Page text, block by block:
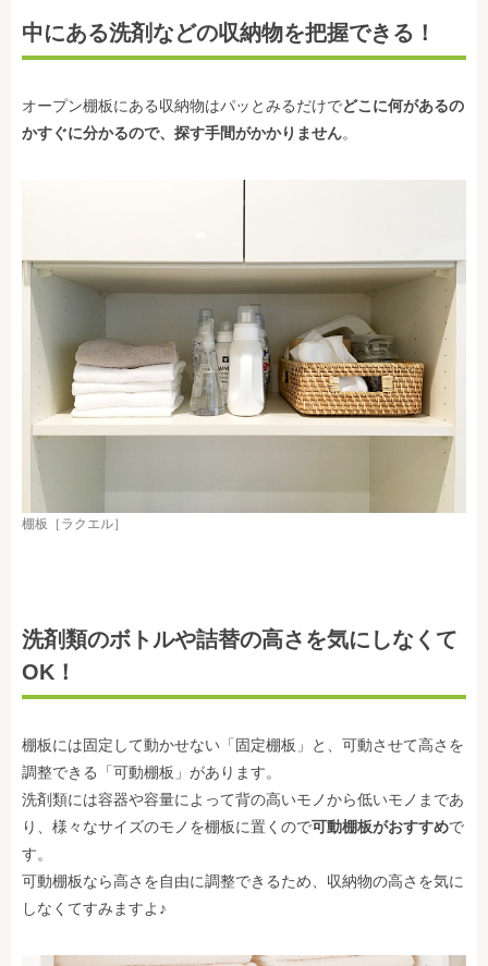
中にある洗剤などの収納物を把握できる！
オープン棚板にある収納物はパッとみるだけでどこに何があるの
かすぐに分かるので、探す手間がかかりません。
棚板［ラクエル］
洗剤類のボトルや詰替の高さを気にしなくて
OK！
棚板には固定して動かせない「固定棚板」と、可動させて高さを
調整できる「可動棚板」があります。
洗剤類には容器や容量によって背の高いモノから低いモノまであ
り、様々なサイズのモノを棚板に置くので可動棚板がおすすめで
す。
可動棚板なら高さを自由に調整できるため、収納物の高さを気に
しなくてすみますよ♪